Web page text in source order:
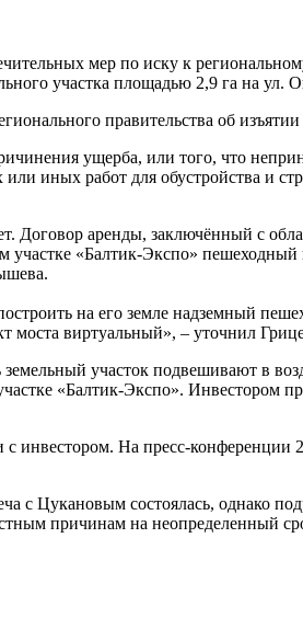
мер по иску к
участка площадью 2,9 га на ул.
правительства об
ущерба, или того, что
иных работ для обустройства и
аренды, заключённый с
«Балтик-Экспо»
на его земле надземный
моста виртуальный», – уточнил
участок подвешивают в
«Балтик-Экспо». Инвестором
инвестором. На пресс-
Цукановым состоялась, однако
причинам на неопределенный